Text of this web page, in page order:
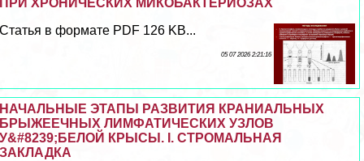
ПРИ ХРОНИЧЕСКИХ МИКОБАКТЕРИОЗАХ
Статья в формате PDF 126 KB...
05 07 2026 2:21:16
НАЧАЛЬНЫЕ ЭТАПЫ РАЗВИТИЯ КРАНИАЛЬНЫХ
БРЫЖЕЕЧНЫХ ЛИМФАТИЧЕСКИХ УЗЛОВ
У&#8239;БЕЛОЙ КРЫСЫ. I. CТРОМАЛЬНАЯ
ЗАКЛАДКА